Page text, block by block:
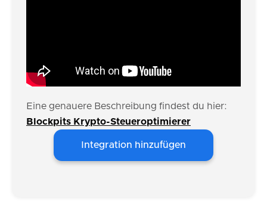
Eine genauere Beschreibung findest du hier:
Blockpits Krypto-Steueroptimierer
Integration hinzufügen